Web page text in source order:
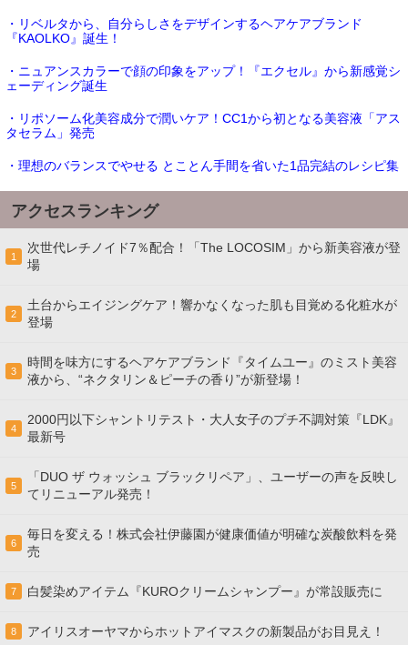
・リベルタから、自分らしさをデザインするヘアケアブランド
『KAOLKO』誕生！
・ニュアンスカラーで顔の印象をアップ！『エクセル』から新感覚シ
ェーディング誕生
・リポソーム化美容成分で潤いケア！CC1から初となる美容液「アス
タセラム」発売
・理想のバランスでやせる とことん手間を省いた1品完結のレシピ集
アクセスランキング
1
次世代レチノイド7％配合！「The LOCOSIM」から新美容液が登
場
2
土台からエイジングケア！響かなくなった肌も目覚める化粧水が
登場
3
時間を味方にするヘアケアブランド『タイムユー』のミスト美容
液から、“ネクタリン＆ピーチの香り”が新登場！
4
2000円以下シャントリテスト・大人女子のプチ不調対策『LDK』
最新号
5
「DUO ザ ウォッシュ ブラックリペア」、ユーザーの声を反映し
てリニューアル発売！
6
毎日を変える！株式会社伊藤園が健康価値が明確な炭酸飲料を発
売
7 白髪染めアイテム『KUROクリームシャンプー』が常設販売に
8 アイリスオーヤマからホットアイマスクの新製品がお目見え！